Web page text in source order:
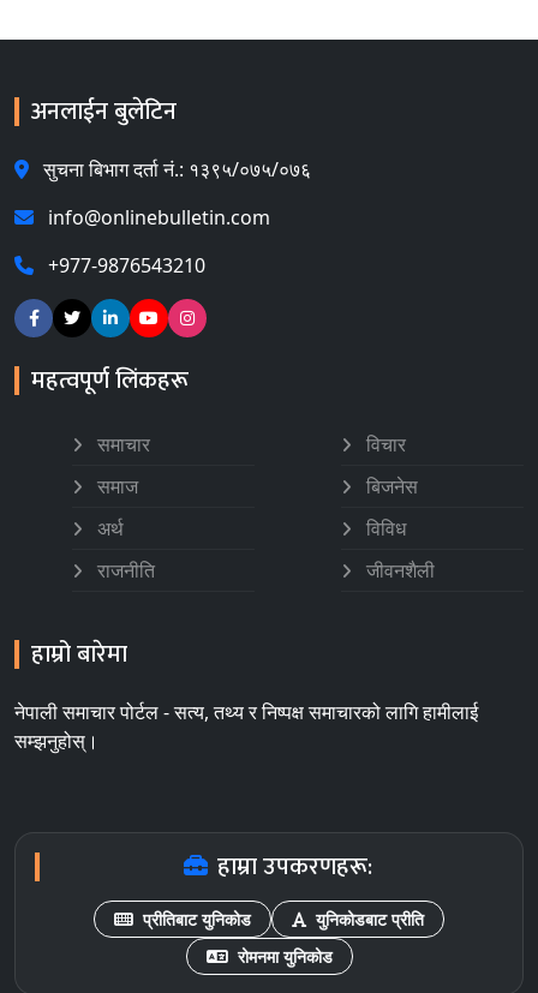
अनलाईन बुलेटिन
सुचना बिभाग दर्ता नं.: १३९५/०७५/०७६
info@onlinebulletin.com
+977-9876543210
महत्वपूर्ण लिंकहरू
समाचार
समाज
अर्थ
राजनीति
विचार
बिजनेस
विविध
जीवनशैली
हाम्रो बारेमा
नेपाली समाचार पोर्टल - सत्य, तथ्य र निष्पक्ष समाचारको लागि हामीलाई
सम्झनुहोस्।
हाम्रा उपकरणहरू:
प्रीतिबाट युनिकोड
युनिकोडबाट प्रीति
रोमनमा युनिकोड